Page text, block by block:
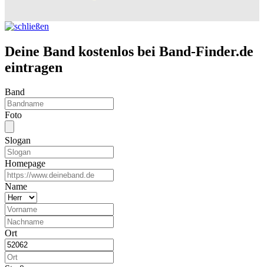
Deine Band kostenlos bei Band-Finder.de
eintragen
Band
Foto
Slogan
Homepage
Name
Ort